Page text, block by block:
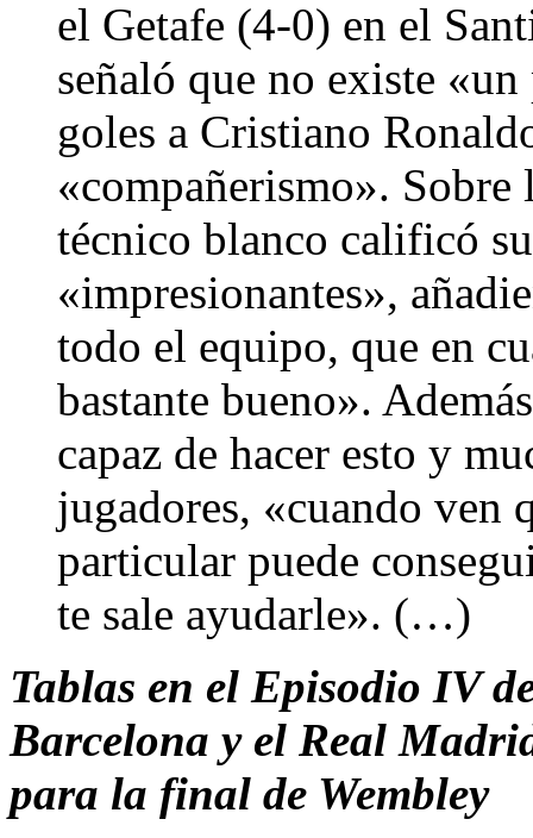
el Getafe (4-0) en el
señaló que no existe
goles a Cristiano
«compañerismo». Sobre
técnico blanco calificó
«impresionantes»,
todo el equipo, que en
bastante bueno».
capaz de hacer esto y
jugadores, «cuando ven
particular puede
te sale ayudarle». (…)
Tablas en el Episodio IV
Barcelona y el Real
para la final de Wembley